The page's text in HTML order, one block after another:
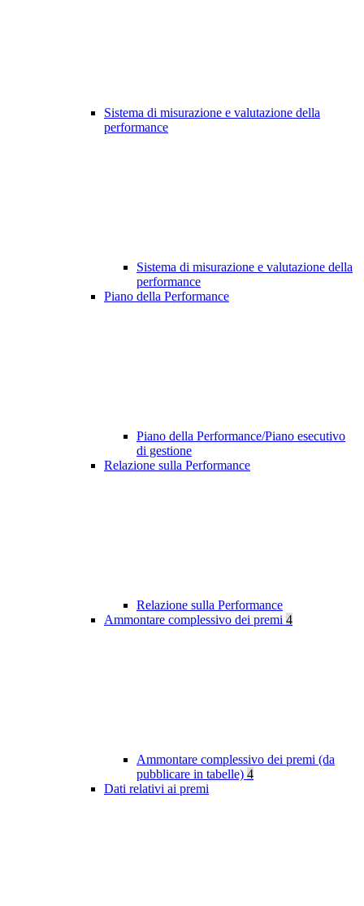
Sistema di misurazione e valutazione della
performance
Sistema di misurazione e valutazione della
performance
Piano della Performance
Piano della Performance/Piano esecutivo
di gestione
Relazione sulla Performance
Relazione sulla Performance
Ammontare complessivo dei premi 4
Ammontare complessivo dei premi (da
pubblicare in tabelle) 4
Dati relativi ai premi